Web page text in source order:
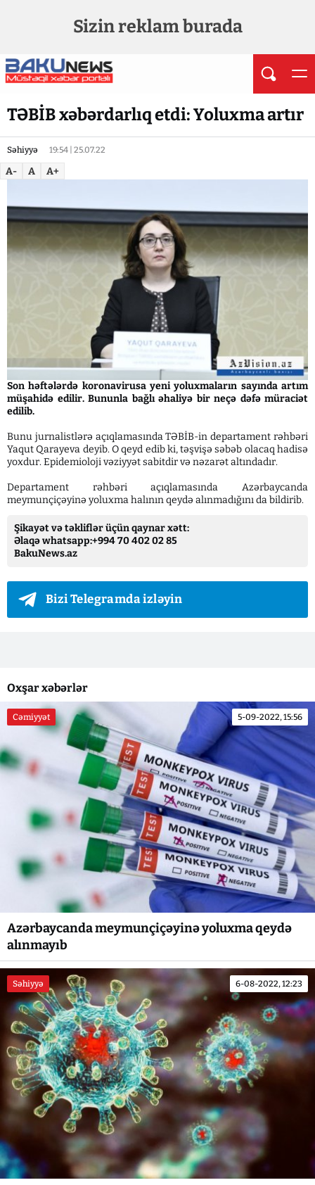
Sizin reklam burada
TƏBİB xəbərdarlıq etdi: Yoluxma artır
Səhiyyə 19:54 | 25.07.22
A- A A+
Son həftələrdə koronavirusa yeni yoluxmaların sayında artım
müşahidə edilir. Bununla bağlı əhaliyə bir neçə dəfə müraciət
edilib.
Bunu jurnalistlərə açıqlamasında TƏBİB-in departament rəhbəri
Yaqut Qarayeva deyib. O qeyd edib ki, təşvişə səbəb olacaq hadisə
yoxdur. Epidemioloji vəziyyət sabitdir və nəzarət altındadır.
Departament rəhbəri açıqlamasında Azərbaycanda
meymunçiçəyinə yoluxma halının qeydə alınmadığını da bildirib.
Şikayət və təkliflər üçün qaynar xətt:
Əlaqə whatsapp:+994 70 402 02 85
BakuNews.az
Bizi Telegramda izləyin
Oxşar xəbərlər
Cəmiyyət 5-09-2022, 15:56
Azərbaycanda meymunçiçəyinə yoluxma qeydə
alınmayıb
Səhiyyə 6-08-2022, 12:23